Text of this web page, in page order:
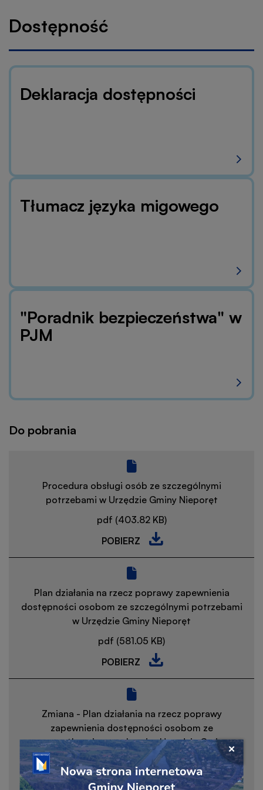
Przejdź
do
linku
okno
popup
Dostępność
Deklaracja dostępności
Tłumacz języka migowego
"Poradnik bezpieczeństwa" w
PJM
Do pobrania
Procedura obsługi osób ze szczególnymi
potrzebami w Urzędzie Gminy Nieporęt
pdf (403.82 KB)
POBIERZ
PROCEDURA
OBSŁUGI
OSÓB
ZE
SZCZEGÓLNYMI
POTRZEBAMI
URZĘDZIE
GMINY
Plan działania na rzecz poprawy zapewnienia
dostępności osobom ze szczególnymi potrzebami
w Urzędzie Gminy Nieporęt
pdf (581.05 KB)
POBIERZ
PLAN
DZIAŁANIA
RZECZ
POPRAWY
ZAPEWNIENIA
DOSTĘPNOŚCI
OSOBOM
ZE
Zmiana - Plan działania na rzecz poprawy
zapewnienia dostępności osobom ze
szczególnymi potrzebami w Urzędzie Gminy
Nieporęt
pdf (141.92 KB)